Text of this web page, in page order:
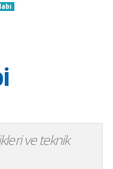
ve teknik